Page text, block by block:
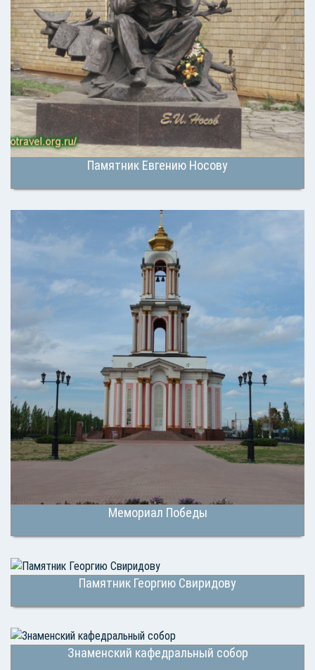
Памятник Евгению Носову
Мемориал Победы
Памятник Георгию Свиридову
Знаменский кафедральный собор